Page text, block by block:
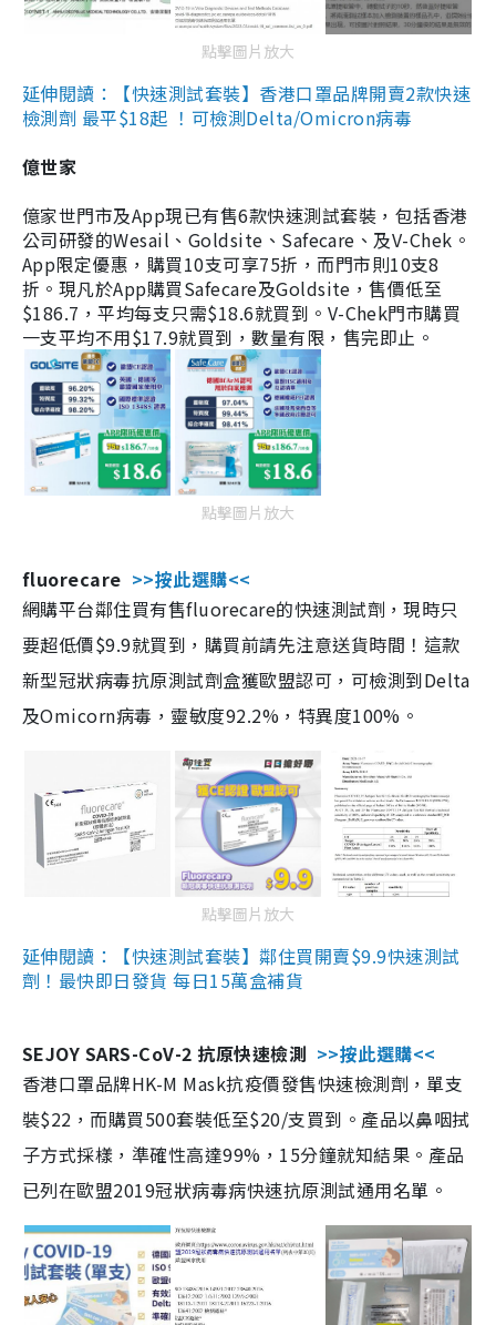
點擊圖片放大
延伸閱讀：【快速測試套裝】香港口罩品牌開賣2款快速
檢測劑 最平$18起 ！可檢測Delta/Omicron病毒
億世家
億家世門市及App現已有售6款快速測試套裝，包括香港
公司研發的Wesail、Goldsite、Safecare、及V-Chek。
App限定優惠，購買10支可享75折，而門市則10支8
折。現凡於App購買Safecare及Goldsite，售價低至
$186.7，平均每支只需$18.6就買到。V-Chek門市購買
一支平均不用$17.9就買到，數量有限，售完即止。
點擊圖片放大
fluorecare >>按此選購<<
網購平台鄰住買有售fluorecare的快速測試劑，現時只
要超低價$9.9就買到，購買前請先注意送貨時間！這款
新型冠狀病毒抗原測試劑盒獲歐盟認可，可檢測到Delta
及Omicorn病毒，靈敏度92.2%，特異度100%。
點擊圖片放大
延伸閱讀：【快速測試套裝】鄰住買開賣$9.9快速測試
劑！最快即日發貨 每日15萬盒補貨
SEJOY SARS-CoV-2 抗原快速檢測 >>按此選購<<
香港口罩品牌HK-M Mask抗疫價發售快速檢測劑，單支
裝$22，而購買500套裝低至$20/支買到。產品以鼻咽拭
子方式採樣，準確性高達99%，15分鐘就知結果。產品
已列在歐盟2019冠狀病毒病快速抗原測試通用名單。